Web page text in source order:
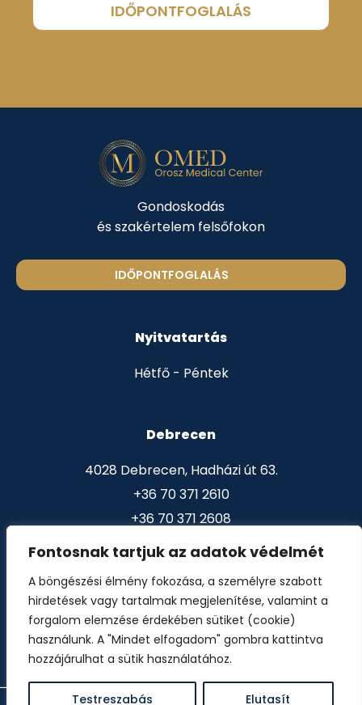
Fontosnak tartjuk az adatok védelmét
A böngészési élmény fokozása, a személyre szabott
hirdetések vagy tartalmak megjelenítése, valamint a
forgalom elemzése érdekében sütiket (cookie)
használunk. A "Mindet elfogadom" gombra kattintva
hozzájárulhat a sütik használatához.
Testreszabás Elutasít
IDŐPONTFOGLALÁS
Gondoskodás
és szakértelem felsőfokon
IDŐPONTFOGLALÁS
Nyitvatartás
Hétfő - Péntek
Debrecen
4028 Debrecen, Hadházi út 63.
+36 70 371 2610
+36 70 371 2608
Nyíregyháza
4400 Nyíregyháza, Víz utca 14. sz.
+36 30 9355 575